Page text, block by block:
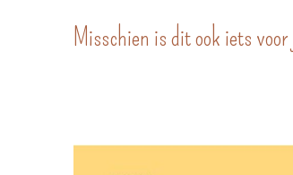
Misschien is dit ook iets